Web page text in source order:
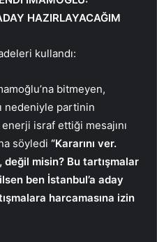
HAZIRLAYACAĞIM
kullandı:
bitmeyen,
nedeniyle partinin
israf ettiği mesajını
söyledi “Kararını ver.
değil misin? Bu tartışmalar
ben İstanbul’a aday
harcamasına izin